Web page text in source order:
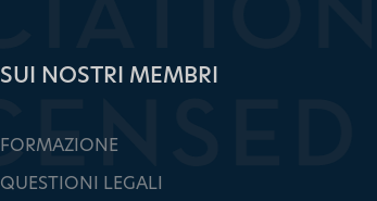
SUI NOSTRI MEMBRI
FORMAZIONE
QUESTIONI LEGALI